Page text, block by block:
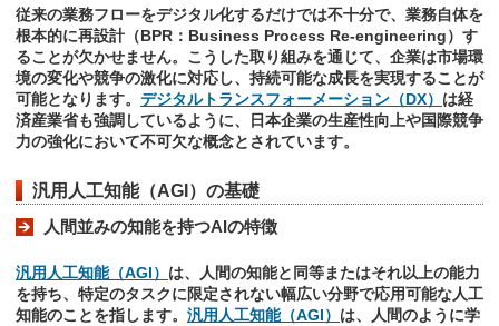
従来の業務フローをデジタル化するだけでは不十分で、業務自体を
根本的に再設計（BPR：Business Process Re-engineering）す
ることが欠かせません。こうした取り組みを通じて、企業は市場環
境の変化や競争の激化に対応し、持続可能な成長を実現することが
可能となります。 デジタルトランスフォーメーション（DX） は経
済産業省も強調しているように、日本企業の生産性向上や国際競争
力の強化において不可欠な概念とされています。
汎用人工知能（AGI）の基礎
人間並みの知能を持つAIの特徴
汎用人工知能（AGI） は、人間の知能と同等またはそれ以上の能力
を持ち、特定のタスクに限定されない幅広い分野で応用可能な人工
知能のことを指します。 汎用人工知能（AGI） は、人間のように学